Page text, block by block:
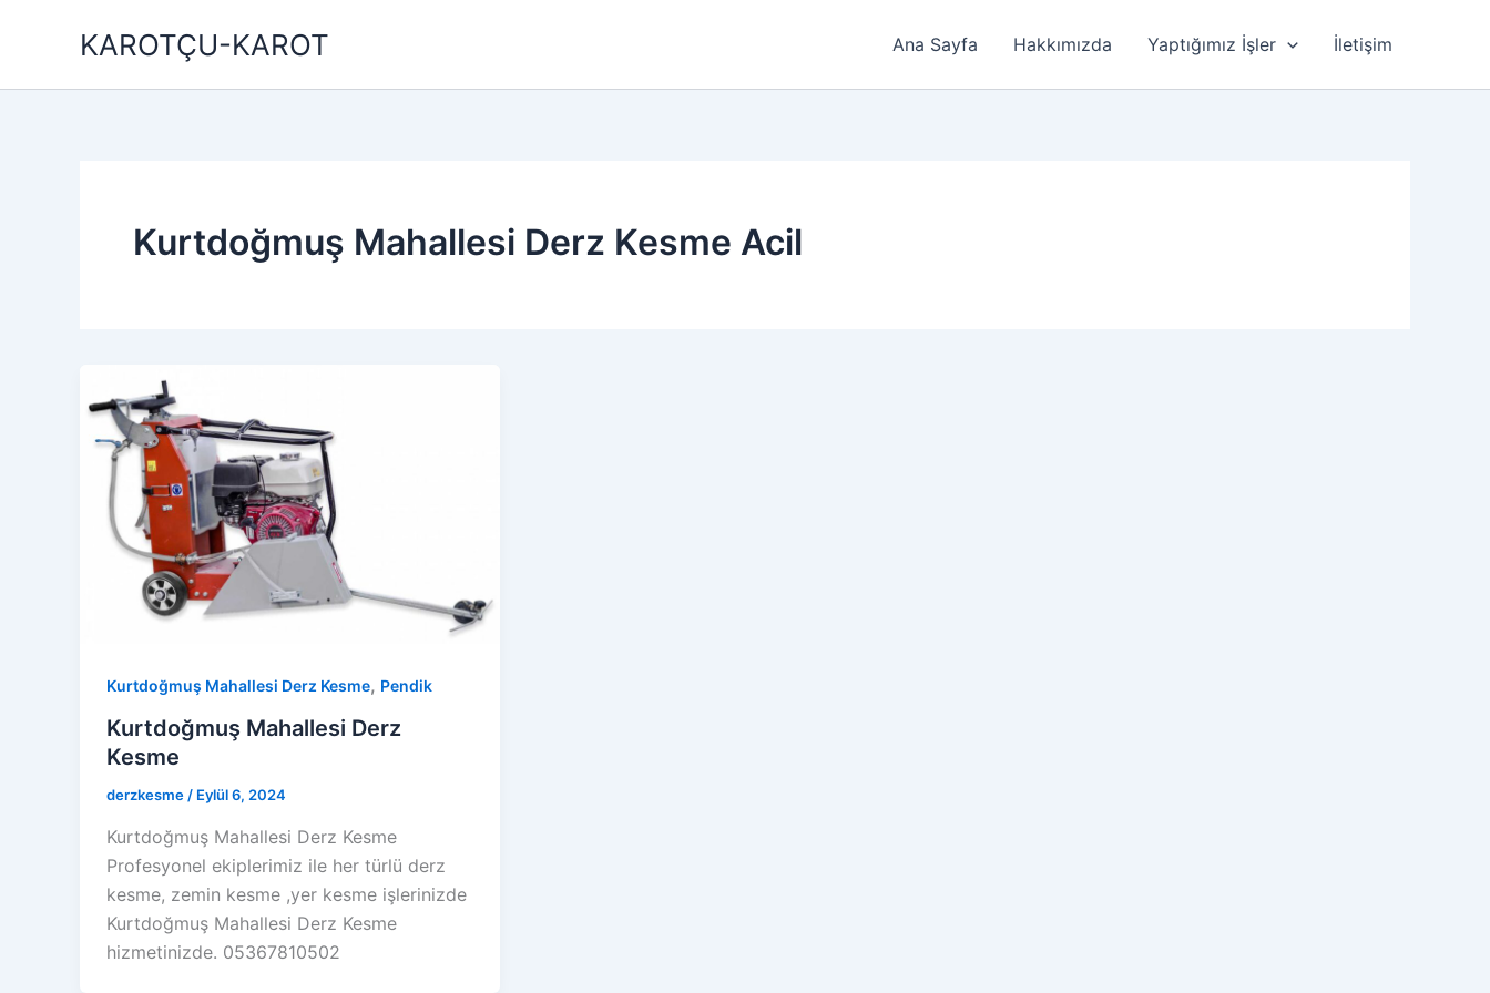
KAROTÇU-KAROT Ana Sayfa Hakkımızda Yaptığımız İşler İletişim
Kurtdoğmuş Mahallesi Derz Kesme Acil
Kurtdoğmuş Mahallesi Derz Kesme, Pendik
Kurtdoğmuş Mahallesi Derz
Kesme
derzkesme/ Eylül 6, 2024
Kurtdoğmuş Mahallesi Derz Kesme
Profesyonel ekiplerimiz ile her türlü derz
kesme, zemin kesme ,yer kesme işlerinizde
Kurtdoğmuş Mahallesi Derz Kesme
hizmetinizde. 05367810502